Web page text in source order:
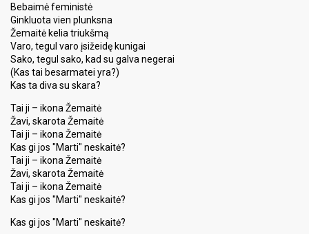
Bebaimė feministė
Ginkluota vien plunksna
Žemaitė kelia triukšmą
Varo, tegul varo įsižeidę kunigai
Sako, tegul sako, kad su galva negerai
(Kas tai besarmatei yra?)
Kas ta diva su skara?
Tai ji – ikona Žemaitė
Žavi, skarota Žemaitė
Tai ji – ikona Žemaitė
Kas gi jos "Marti" neskaitė?
Tai ji – ikona Žemaitė
Žavi, skarota Žemaitė
Tai ji – ikona Žemaitė
Kas gi jos "Marti" neskaitė?
Kas gi jos "Marti" neskaitė?